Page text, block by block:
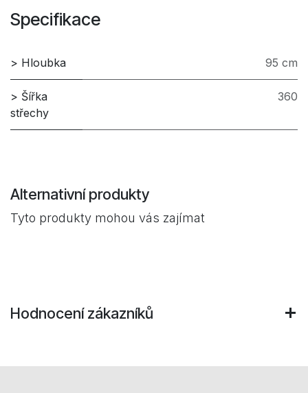
Specifikace
> Hloubka 95 cm
> Šířka
střechy
360
Alternativní produkty
Tyto produkty mohou vás zajímat
Hodnocení zákazníků